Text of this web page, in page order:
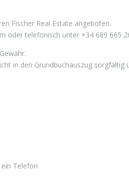
Fischer Real Estate angeboten.
oder telefonisch unter +34 689 665
in den Grundbuchauszug sorgfältig
Telefon